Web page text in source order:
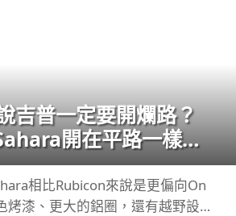
吉普一定要開爛路？
開在平路一樣
相比Rubicon來說是更偏向On
烤漆、更大的鋁圈，還有越野設